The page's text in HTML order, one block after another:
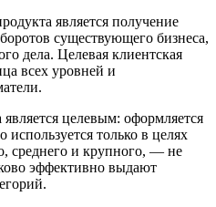
является получение
существующего бизнеса,
дела. Целевая клиентская
всех уровней и
целевым: оформляется
только в целях
среднего и крупного, — не
эффективно выдают